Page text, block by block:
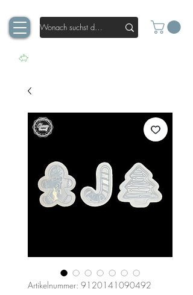
Artikelnummer: 9120141090492